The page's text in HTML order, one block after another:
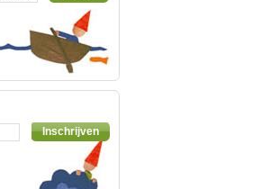
Inschrijven